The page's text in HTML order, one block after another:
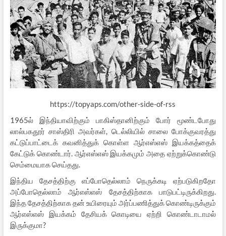
https://topyaps.com/other-side-of-rss
1965ல் இந்தியாவிற்கும் பாகிஸ்தானிற்கும் போர் மூண்டபோது
லால்பகதூர் சாஸ்திரி அவர்கள், டெல்லியில் சாலை போக்குவரத்து
கட்டுப்பாட்டைக் கவனித்துக் கொள்ள ஆர்எஸ்எஸ் இயக்கத்தைக்
கேட்டுக் கொண்டார். ஆர்எஸ்எஸ் இயக்கமும் அதை ஏற்றுக்கொண்டு
செம்மையாக செய்தது.
இந்திய தேசத்திற்கு எப்போதெல்லாம் நெருக்கடி ஏற்படுகிறதோ
அப்போதெல்லாம் ஆர்எஸ்எஸ் தேசத்திற்காக பாடுபட்டிருக்கிறது.
இந்த தேசத்திற்காக தன் உயிரையும் அர்ப்பணித்துக் கொண்டிருக்கும்
ஆர்எஸ்எஸ் இயக்கம் தேசியக் கொடியை ஏற்றி கொண்டாடாமல்
இருக்குமா?